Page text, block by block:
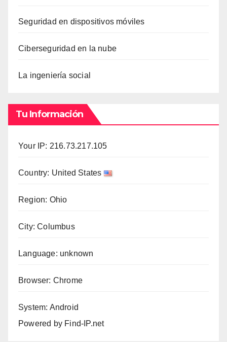
Seguridad en dispositivos móviles
Ciberseguridad en la nube
La ingeniería social
Tu Información
Your IP: 216.73.217.105
Country: United States
Region: Ohio
City: Columbus
Language: unknown
Browser: Chrome
System: Android
Powered by Find-IP.net